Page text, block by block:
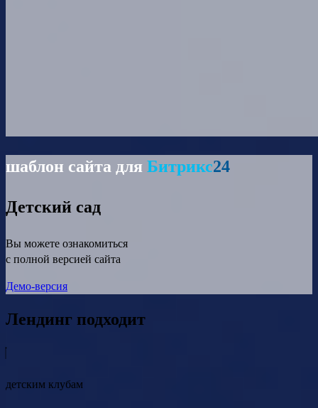
шаблон сайта для Битрикс24
Детский сад
Вы можете ознакомиться
с полной версией сайта
Демо-версия
Лендинг подходит
детским клубам